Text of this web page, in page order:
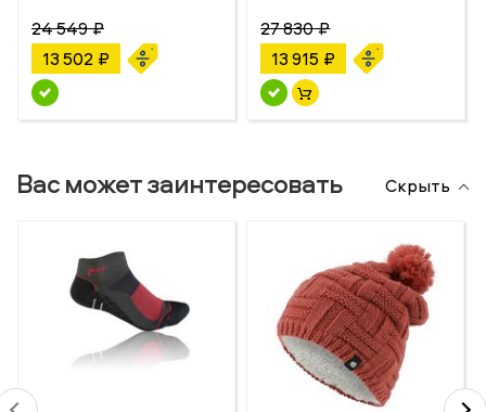
24 549 ₽
13 502 ₽
27 830 ₽
13 915 ₽
Вас может заинтересовать Скрыть